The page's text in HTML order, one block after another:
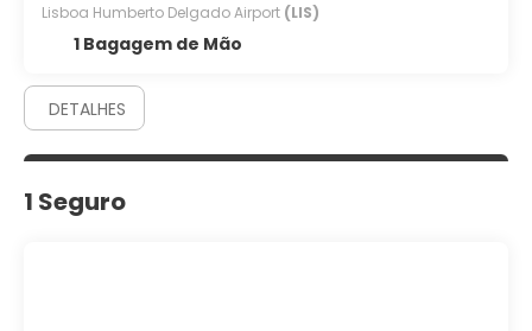
Lisboa Humberto Delgado Airport (LIS)
1 Bagagem de Mão
DETALHES
1 Seguro